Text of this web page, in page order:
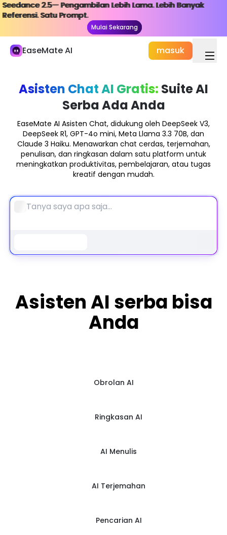
Seedance 2.5— Pengambilan Lebih Lama. Lebih Banyak
Referensi. Satu Prompt.
Mulai Sekarang
Seedance 2.5— Pengambilan Lebih Lama. Lebih Banyak
Referensi. Satu Prompt.
Mulai Sekarang
EaseMate AI masuk
Perpustakaan Saya
Studi dan Bekerja
Obrolan AI
Studi & Penelitian AI
AI Dokumen
AI Agen Baru
AI Video
Asisten Chat AI Gratis: Suite AI
Serba Ada Anda
EaseMate AI Asisten Chat, didukung oleh DeepSeek V3,
DeepSeek R1, GPT-4o mini, Meta Llama 3.3 70B, dan
Claude 3 Haiku. Menawarkan chat cerdas, terjemahan,
penulisan, dan ringkasan dalam satu platform untuk
meningkatkan produktivitas, pembelajaran, atau tugas
kreatif dengan mudah.
Asisten AI serba bisa
Anda
Obrolan AI
Ringkasan AI
AI Menulis
AI Terjemahan
Pencarian AI